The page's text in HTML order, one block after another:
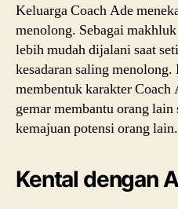
Keluarga Coach Ade
menolong. Sebagai
lebih mudah dijalani saat
kesadaran saling
membentuk karakter Coach
gemar membantu orang
kemajuan potensi orang lain.
Kental dengan